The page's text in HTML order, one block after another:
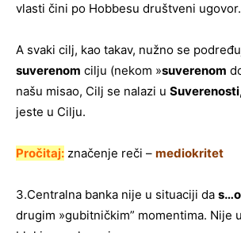
vlasti čini po Hobbesu društveni ugovor.
A svaki cilj, kao takav, nužno se
suverenom cilju (nekom »suverenom
našu misao, Cilj se nalazi u Suverenosti
jeste u Cilju.
Pročitaj: značenje reči – mediokritet
3.Centralna banka nije u situaciji da s…o
drugim »gubitničkim” momentima. Nije